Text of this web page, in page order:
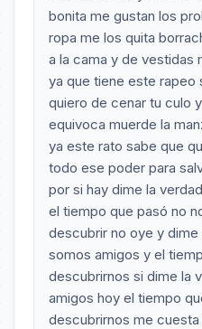
bonita me gustan los
ropa me los quita
a la cama y de vestidas
ya que tiene este rapeo
quiero de cenar tu culo
equivoca muerde la
ya este rato sabe que
todo ese poder para
por si hay dime la
el tiempo que pasó no
descubrir no oye y
somos amigos y el
descubrirnos si dime la
amigos hoy el tiempo
descubrirnos me